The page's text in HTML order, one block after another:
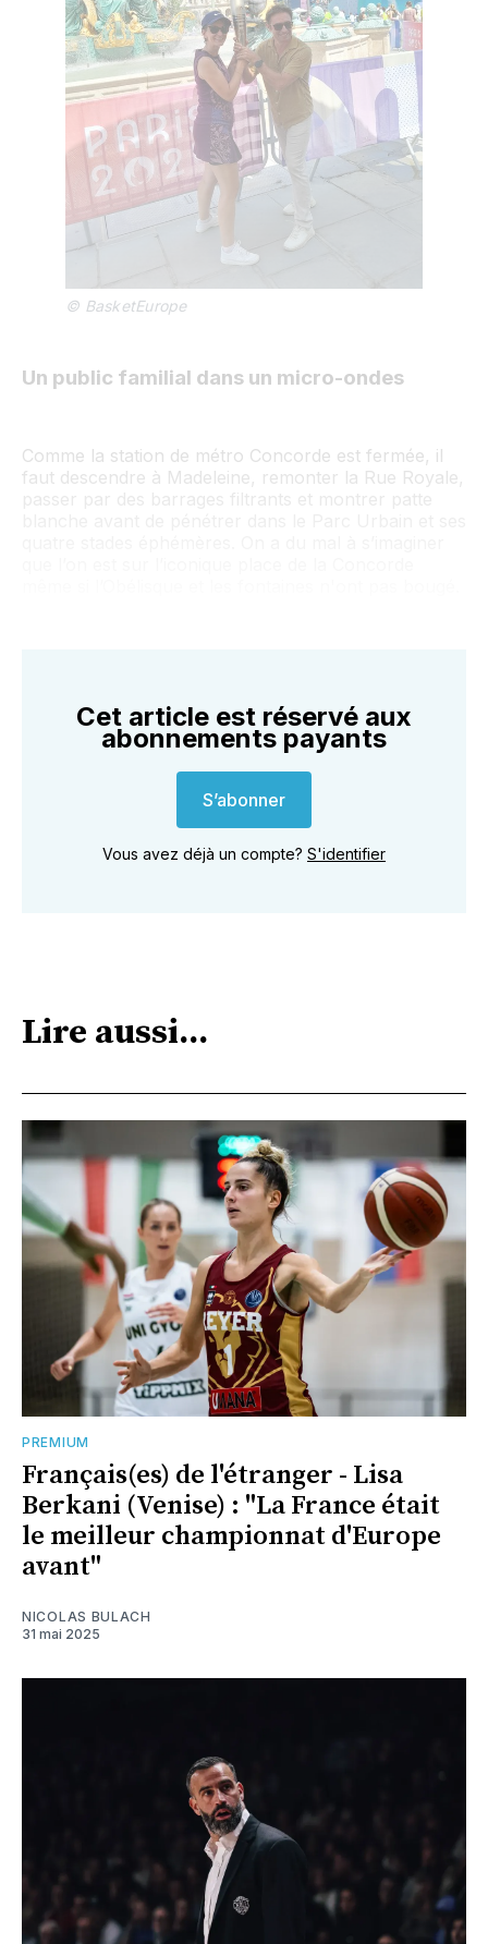
© BasketEurope
Un public familial dans un micro-ondes
Comme la station de métro Concorde est fermée, il
faut descendre à Madeleine, remonter la Rue Royale,
Cet article est réservé aux
abonnements payants
S’abonner
Vous avez déjà un compte? S'identifier
Lire aussi...
PREMIUM
Français(es) de l'étranger - Lisa
Berkani (Venise) : "La France était
le meilleur championnat d'Europe
avant"
NICOLAS BULACH
31 mai 2025